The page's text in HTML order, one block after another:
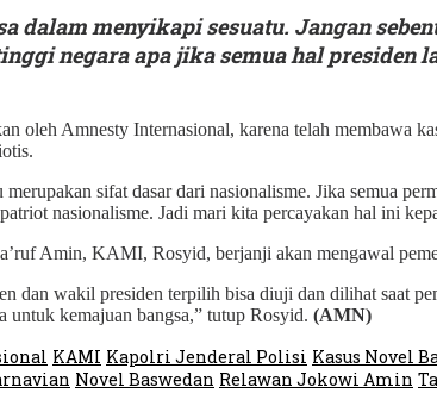
dalam menyikapi sesuatu. Jangan
negara apa jika semua hal
oleh Amnesty Internasional, karena telah membawa
sifat dasar dari nasionalisme. Jika semua
nasionalisme. Jadi mari kita percayakan hal ini
Amin, KAMI, Rosyid, berjanji akan mengawal
dan wakil presiden terpilih bisa diuji dan dilihat saat
untuk kemajuan bangsa,” tutup Rosyid. (AMN)
KAMI Kapolri Jenderal Polisi Kasus Novel
Novel Baswedan Relawan Jokowi Amin